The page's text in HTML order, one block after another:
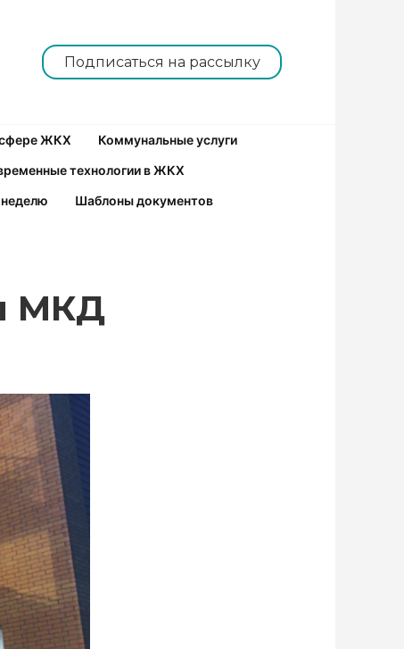
Подписаться на рассылку
сфере ЖКХ
Коммунальные услуги
технологии в ЖКХ
Шаблоны документов
МКД